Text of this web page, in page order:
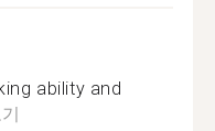
ability and